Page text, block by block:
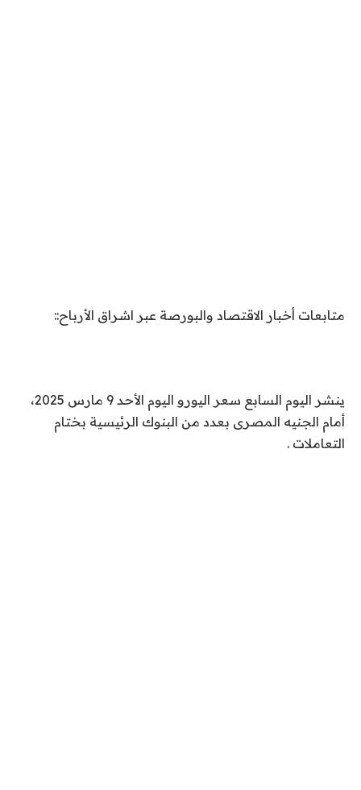
متابعات أخبار الاقتصاد والبورصة عبر اشراق الأرباح::
ينشر اليوم السابع سعر اليورو اليوم الأحد 9 مارس 2025،
أمام الجنيه المصرى بعدد من البنوك الرئيسية بختام
التعاملات .